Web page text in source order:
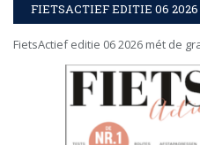
FIETSACTIEF EDITIE 06 2026
FietsActief editie 06 2026 mét de